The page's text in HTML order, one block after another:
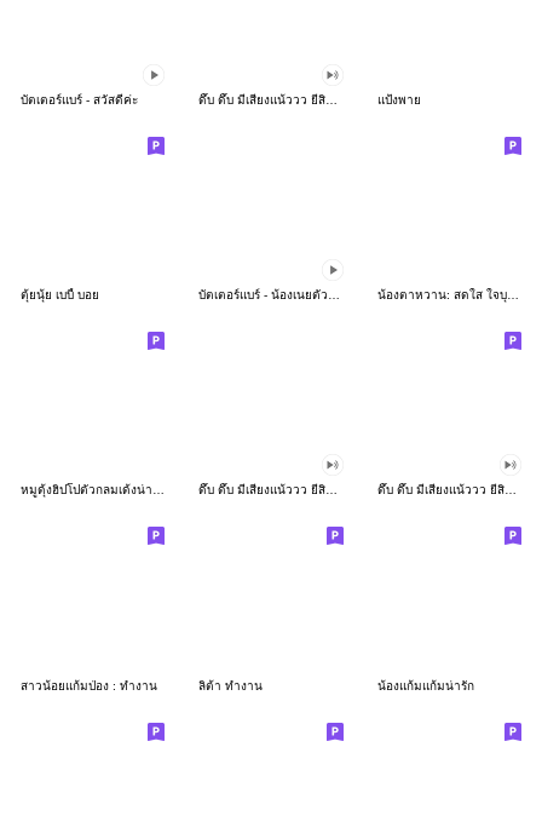
บัตเตอร์แบร์ - สวัสดีค่ะ แป้งพาย
ตุ้ยนุ้ย เบบี้ บอย น้องตาหวาน: สดใส ใจบุญ (สีพาสเทล)
หมูดุ้งฮิปโปตัวกลมเด้งน่ารัก ดึ๊บ ดึ๊บ มีเสียงแน้ววว ยี่สิบเจ็ด ดึ๊บ ดึ๊บ มีเสียงแน้ววว ยี่สิบหก
สาวน้อยแก้มป่อง : ทำงาน ลิต้า ทำงาน น้องแก้มแก้มน่ารัก